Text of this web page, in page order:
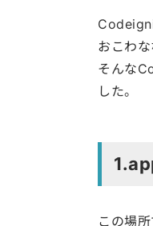
おこわ
そんな
した。
この場